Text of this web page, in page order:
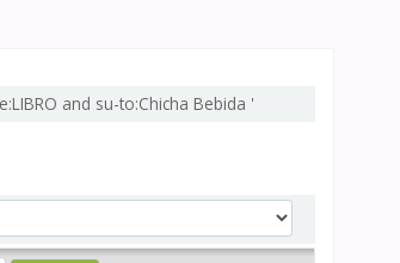
and su-to:Chicha Bebida '